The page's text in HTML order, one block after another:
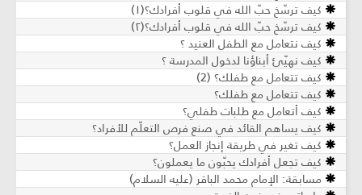
كيف ترسّخ حبّ الله في قلوب أفرادك؟(١)
كيف ترسّخ حبّ الله في قلوب أفرادك؟(٢)
كيف نتعامل مع الطفل العنيد ؟
كيف نهيّئ أبناؤنا لدخول المدرسة ؟
كيف تتعامل مع طفلك؟ (2)
كيف تتعامل مع طفلك؟
كيف أتعامل مع طلبات طفلي؟
كيف يساهم القائد في صنع فرص التعلّم للأفراد؟
كيف تغير في طريقة إنجاز العمل؟
كيف تجعل أفرادك يحبّون ما يعملون؟
مسابقة: الإمام محمد الباقر (عليه السلام)